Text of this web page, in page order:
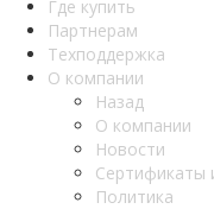
Где купить
Партнерам
Техподдержка
О компании
Назад
О компании
Новости
Сертификаты
Политика